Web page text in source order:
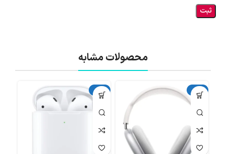
محصولات مشابه
آکبند آکبند